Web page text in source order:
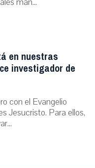
en nuestras
investigador de
con el Evangelio
Jesucristo. Para ellos,